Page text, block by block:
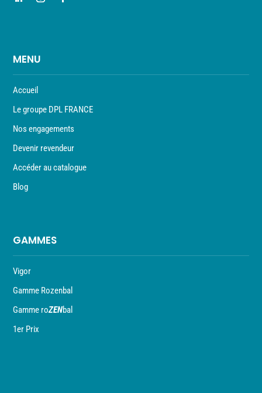
MENU
Accueil
Le groupe DPL FRANCE
Nos engagements
Devenir revendeur
Accéder au catalogue
Blog
GAMMES
Vigor
Gamme Rozenbal
Gamme roZENbal
1er Prix